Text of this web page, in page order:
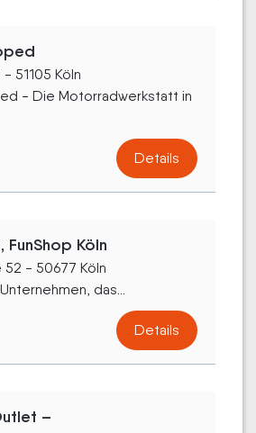
51105 Köln
- Die Motorradwerkstatt in
Details
FunShop Köln
52 - 50677 Köln
das...
Details
–